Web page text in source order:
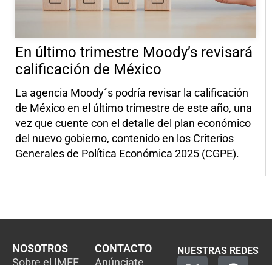
En último trimestre Moody’s revisará
calificación de México
La agencia Moody´s podría revisar la calificación
de México en el último trimestre de este año, una
vez que cuente con el detalle del plan económico
del nuevo gobierno, contenido en los Criterios
Generales de Política Económica 2025 (CGPE).
NOSOTROS
Sobre el IMEF
CONTACTO
Anúnciate
NUESTRAS REDES